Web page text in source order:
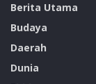
Berita Utama
Budaya
Daerah
Dunia